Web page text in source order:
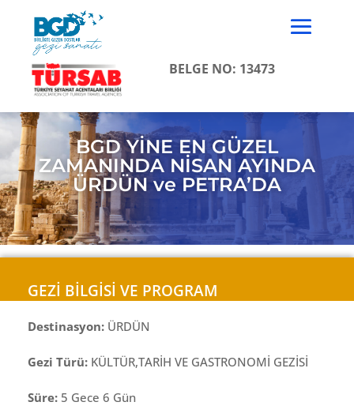
BELGE NO: 13473
BGD YİNE EN GÜZEL
ZAMANINDA NİSAN AYINDA
ÜRDÜN ve PETRA’DA
GEZİ BİLGİSİ VE PROGRAM
Destinasyon: ÜRDÜN
Gezi Türü: KÜLTÜR,TARİH VE GASTRONOMİ GEZİSİ
Süre: 5 Gece 6 Gün